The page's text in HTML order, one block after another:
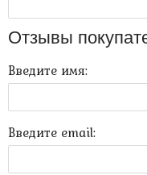
Отзывы
Введите имя:
Введите email: